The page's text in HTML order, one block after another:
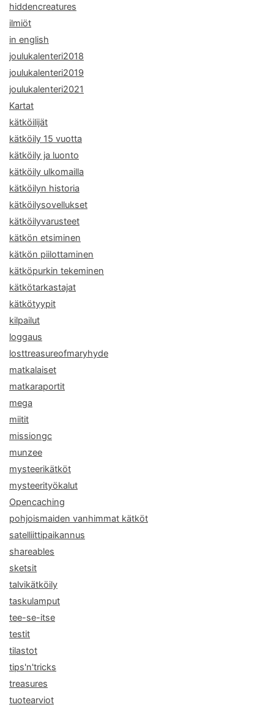
hiddencreatures
ilmiöt
in english
joulukalenteri2018
joulukalenteri2019
joulukalenteri2021
Kartat
kätköilijät
kätköily 15 vuotta
kätköily ja luonto
kätköily ulkomailla
kätköilyn historia
kätköilysovellukset
kätköilyvarusteet
kätkön etsiminen
kätkön piilottaminen
kätköpurkin tekeminen
kätkötarkastajat
kätkötyypit
kilpailut
loggaus
losttreasureofmaryhyde
matkalaiset
matkaraportit
mega
miitit
missiongc
munzee
mysteerikätköt
mysteerityökalut
Opencaching
pohjoismaiden vanhimmat kätköt
satelliittipaikannus
shareables
sketsit
talvikätköily
taskulamput
tee-se-itse
testit
tilastot
tips'n'tricks
treasures
tuotearviot